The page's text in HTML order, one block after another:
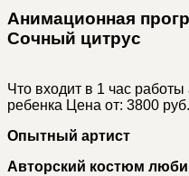
Анимационная
Сочный цитрус
Что входит в 1 час
ребенка Цена от: 3800
Опытный артист
Авторский костюм